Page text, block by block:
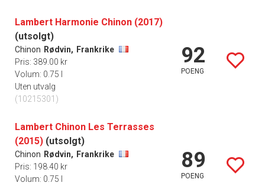
Lambert Harmonie Chinon (2017)
(utsolgt)
Chinon Rødvin, Frankrike
Pris: 389.00 kr
Volum: 0.75 l
Uten utvalg
(10215301)
92
POENG
Lambert Chinon Les Terrasses
(2015) (utsolgt)
Chinon Rødvin, Frankrike
Pris: 198.40 kr
Volum: 0.75 l
89
POENG